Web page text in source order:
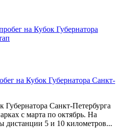
на Кубок Губернатора Санкт-
Губернатора Санкт-Петербурга
с марта по октябрь. На
дистанции 5 и 10 километров...